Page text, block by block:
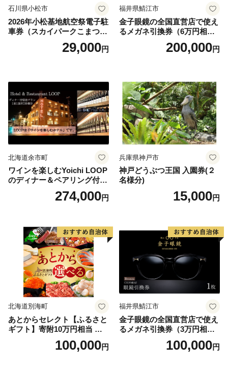
石川県小松市
2026年小松基地航空祭電子駐
車券（スカイパークこまつ
翼） 駐車場 シャトルバスの
りばすぐ 石川県 小松市
29,000円
福井県鯖江市
金子眼鏡の全国直営店で使え
るメガネ引換券（6万円相
当） Platinum200,000円
北海道余市町
ワインを楽しむYoichi LOOP
のディナー＆ペアリング付宿
泊プラン＜デラックスツイン
274,000円
兵庫県神戸市
神戸どうぶつ王国 入園券(２
名様分)
15,000円
北海道別海町
あとからセレクト【ふるさと
ギフト】寄附10万円相当 あ
とから選べる！ ギフト いく
ら ほたて 海鮮 牛肉 別海町
100,000円
福井県鯖江市
金子眼鏡の全国直営店で使え
るメガネ引換券（3万円相
100,000円